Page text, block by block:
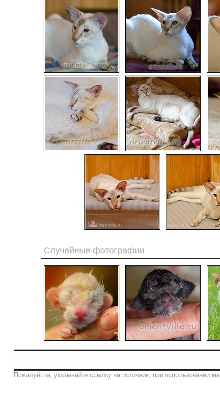
Случайные фотографии
Пожалуйста, указывайте ссылку на источник, при использовании